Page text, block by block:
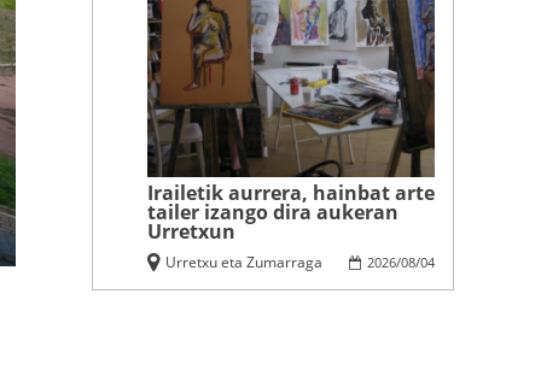
Irailetik aurrera, hainbat arte
tailer izango dira aukeran
Urretxun
2026/08/04
Urretxu eta Zumarraga